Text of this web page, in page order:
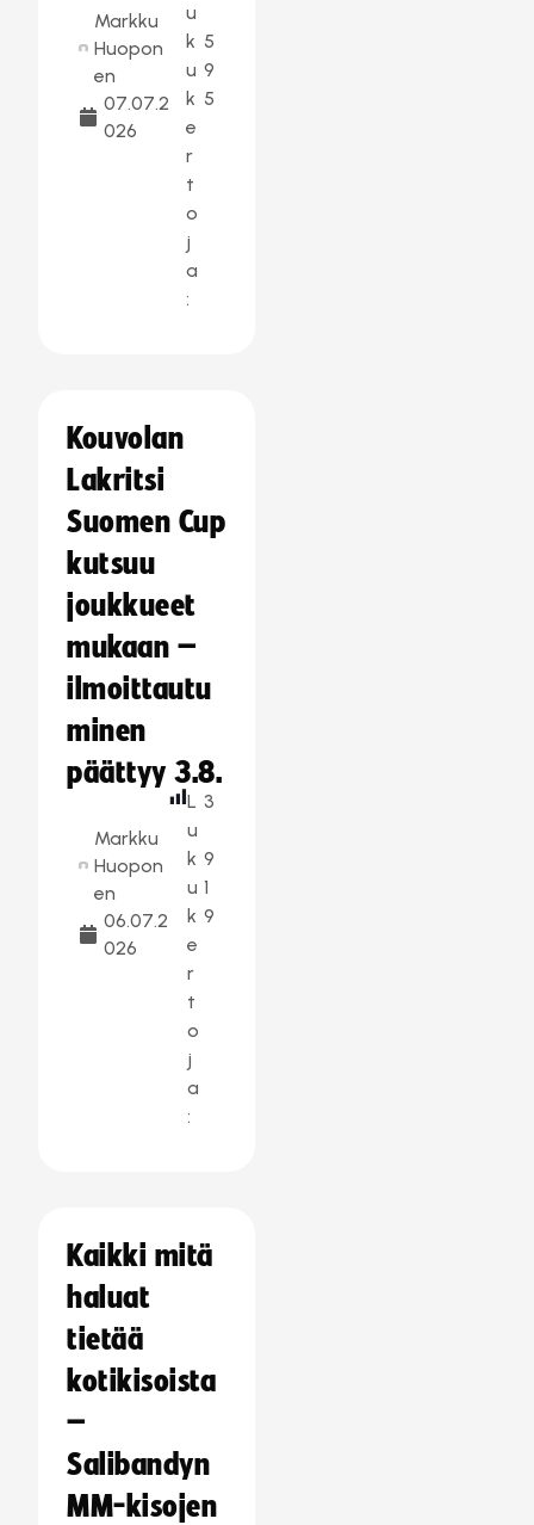
Markku
Huopon
en
07.07.2
026
u
k
u
k
e
r
t
o
j
a
:
5
9
5
Kouvolan
Lakritsi
Suomen Cup
kutsuu
joukkueet
mukaan –
ilmoittautu
minen
päättyy 3.8.
Markku
Huopon
en
06.07.2
026
L
u
k
u
k
e
r
t
o
j
a
:
3
9
1
9
Kaikki mitä
haluat
tietää
kotikisoista
–
Salibandyn
MM-kisojen